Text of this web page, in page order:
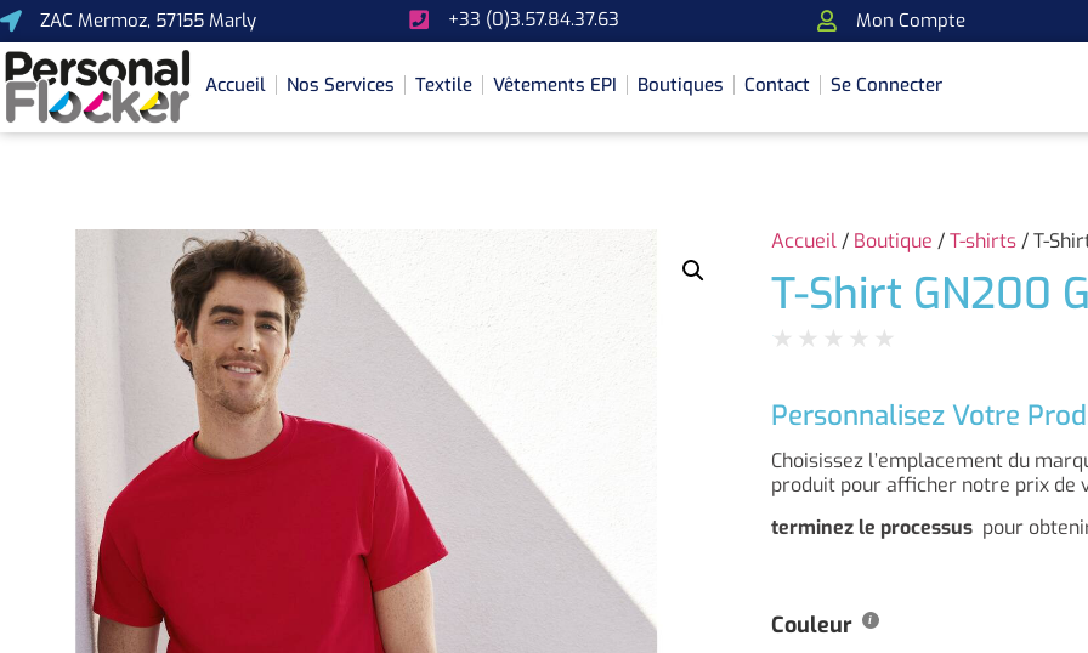
ZAC Mermoz, 57155 Marly +33 (0)3.57.84.37.63 Mon Compte
Accueil Nos Services Textile Vêtements EPI Boutiques Contact Se Connecter
Accueil/ Boutique /T-shirts/ T-
T-Shirt GN200
★ ★ ★ ★ ★
Personnalisez Votre
Choisissez l’emplacement du
produit pour afficher notre prix de
terminez le processus pour
Couleur